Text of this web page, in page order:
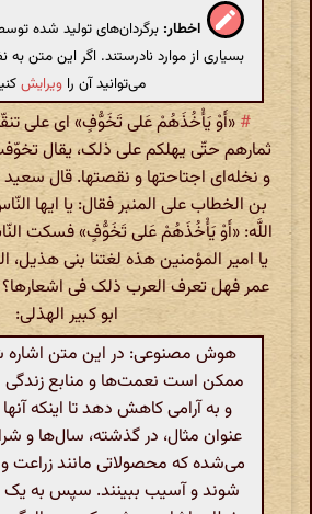
اخطار: برگردان‌های تولید شده
بسیاری از موارد نادرستند. اگر این متن
می‌توانید آن را ویرایش
#«أَوْ یَأْخُذَهُمْ عَلی‌ تَخَوُّفٍ» ای علی
ثمارهم حتّی یهلکم علی ذلک، یقال
و نخله‌ای اجتاحتها و نقصتها. قال
بن الخطاب علی المنبر فقال: یا ایها
اللَّه: «أَوْ یَأْخُذَهُمْ عَلی‌ تَخَوُّفٍ» فسکت
یا امیر المؤمنین هذه لغتنا بنی
عمر فهل تعرف العرب ذلک فی اشعارها؟
ابو کبیر الهذلی:
هوش مصنوعی: در این متن اشاره
ممکن است نعمت‌ها و منابع زندگی
و به آرامی کاهش دهد تا اینکه
عنوان مثال، در گذشته، سال‌ها و
می‌شده که محصولاتی مانند زراعت
شوند و آسیب ببینند. سپس به یک